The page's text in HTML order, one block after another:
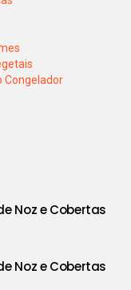
Congelador
Noz e Cobertas
Noz e Cobertas